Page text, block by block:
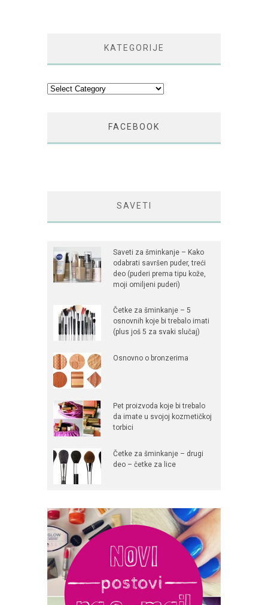
KATEGORIJE
Kategorije
FACEBOOK
SAVETI
Saveti za šminkanje – Kako
odabrati savršen puder, treći
deo (puderi prema tipu kože,
moji omiljeni puderi)
Četke za šminkanje – 5
osnovnih koje bi trebalo imati
(plus još 5 za svaki slučaj)
Osnovno o bronzerima
Pet proizvoda koje bi trebalo
da imate u svojoj kozmetičkoj
torbici
Četke za šminkanje – drugi
deo – četke za lice